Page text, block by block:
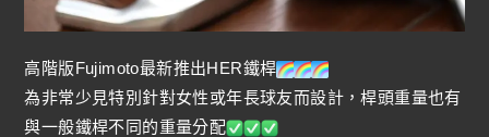
高階版Fujimoto最新推出HER鐵桿
為非常少見特別針對女性或年長球友而設計，桿頭重量也有
與一般鐵桿不同的重量分配